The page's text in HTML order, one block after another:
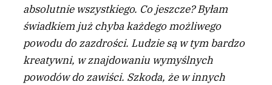
absolutnie wszystkiego. Co jeszcze? Byłam
świadkiem już chyba każdego możliwego
powodu do zazdrości. Ludzie są w tym bardzo
kreatywni, w znajdowaniu wymyślnych
powodów do zawiści. Szkoda, że w innych